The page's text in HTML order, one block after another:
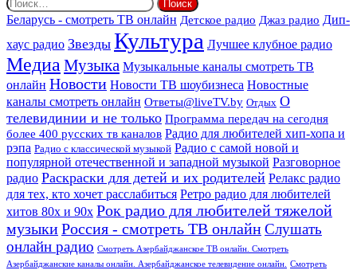
Беларусь - смотреть ТВ онлайн Детское радио Джаз радио Дип-
хаус радио Звезды Культура Лучшее клубное радио
Медиа Музыка Музыкальные каналы смотреть ТВ
онлайн Новости Новости ТВ шоубизнеса Новостные
каналы смотреть онлайн Ответы@liveTV.by Отдых О
телевидинии и не только Программа передач на сегодня
более 400 русских тв каналов Радио для любителей хип-хопа и
рэпа Радио с классической музыкой Радио с самой новой и
популярной отечественной и западной музыкой Разговорное
радио Раскраски для детей и их родителей Релакс радио
для тех, кто хочет расслабиться Ретро радио для любителей
хитов 80х и 90х Рок радио для любителей тяжелой
музыкиРоссия - смотреть ТВ онлайнСлушать
онлайн радио Смотреть Азербайджанское ТВ онлайн. Смотреть
Азербайджанские каналы онлайн. Азербайджанское телевидение онлайн.
Смотреть